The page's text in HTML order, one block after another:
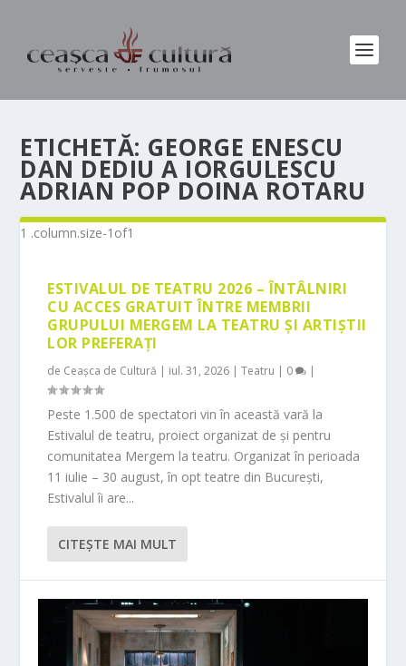
ETICHETĂ: GEORGE ENESCU
DAN DEDIU A IORGULESCU
ADRIAN POP DOINA ROTARU
ESTIVALUL DE TEATRU 2026 – ÎNTÂLNIRI
CU ACCES GRATUIT ÎNTRE MEMBRII
GRUPULUI MERGEM LA TEATRU ȘI ARTIȘTII
LOR PREFERAȚI
de Ceașca de Cultură | iul. 31, 2026 |Teatru | 0 |
Peste 1.500 de spectatori vin în această vară la
Estivalul de teatru, proiect organizat de și pentru
comunitatea Mergem la teatru. Organizat în perioada
11 iulie – 30 august, în opt teatre din București,
Estivalul îi are...
CITEŞTE MAI MULT